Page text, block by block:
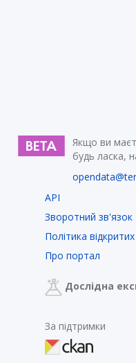
Якщо ви
будь ласка,
API
Зворотний зв'язок
Політика
Про портал
Дослідна
За підтримки